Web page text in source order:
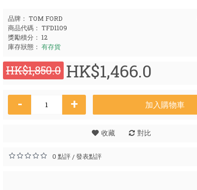
品牌： TOM FORD
商品代碼： TFD1109
獎勵積分： 12
庫存狀態： 有存貨
HK$1,850.0 HK$1,466.0
- + 加入購物車
收藏 對比
0 點評/發表點評